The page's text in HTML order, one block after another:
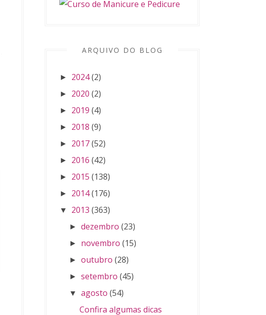
ARQUIVO DO BLOG
► 2024(2)
► 2020 (2)
► 2019 (4)
► 2018 (9)
► 2017(52)
► 2016 (42)
► 2015 (138)
► 2014(176)
▼ 2013 (363)
►dezembro (23)
► novembro (15)
►outubro (28)
►setembro (45)
▼ agosto (54)
Confira algumas dicas